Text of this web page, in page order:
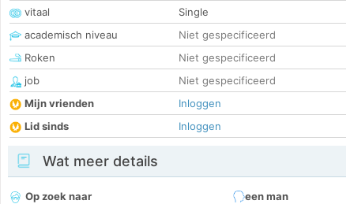
vitaal
Single
academisch niveau
Niet gespecificeerd
Roken
Niet gespecificeerd
job
Niet gespecificeerd
Mijn vrienden
Inloggen
Lid sinds
Inloggen
Wat meer details
Op zoek naar
een man